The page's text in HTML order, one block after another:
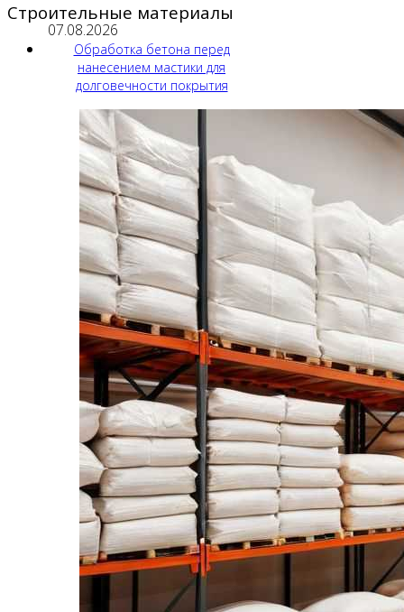
Строительные материалы
07.08.2026
Обработка бетона перед
нанесением мастики для
долговечности покрытия